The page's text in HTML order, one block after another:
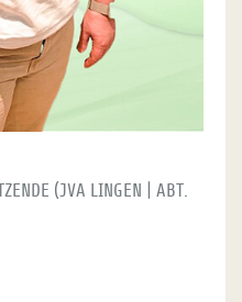
(JVA LINGEN | ABT.